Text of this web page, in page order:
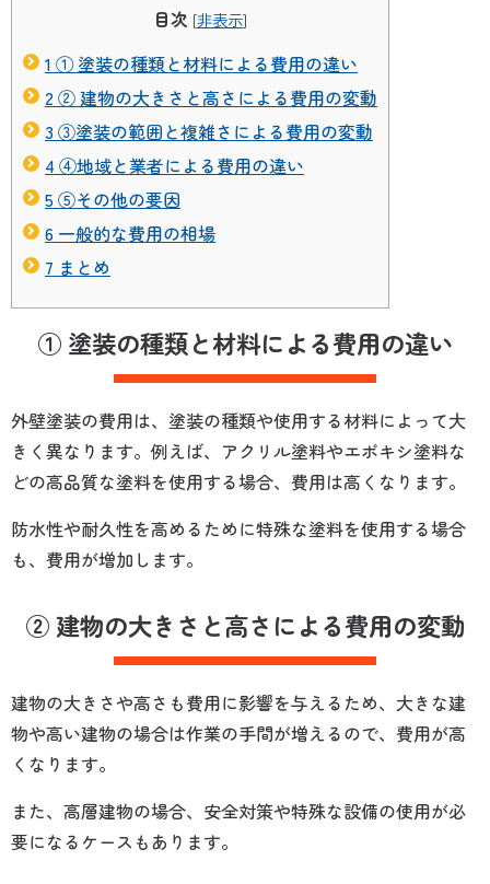
目次 [非表示]
1 ① 塗装の種類と材料による費用の違い
2 ② 建物の大きさと高さによる費用の変動
3 ③塗装の範囲と複雑さによる費用の変動
4 ④地域と業者による費用の違い
5 ⑤その他の要因
6 一般的な費用の相場
7 まとめ
① 塗装の種類と材料による費用の違い
外壁塗装の費用は、塗装の種類や使用する材料によって大
きく異なります。 例えば、アクリル塗料やエポキシ塗料な
どの高品質な塗料を使用する場合、費用は高くなります。
防水性や耐久性を高めるために特殊な塗料を使用する場合
も、費用が増加します。
② 建物の大きさと高さによる費用の変動
建物の大きさや高さも費用に影響を与えるため、大きな建
物や高い建物の場合は作業の手間が増えるので、費用が高
くなります。
また、高層建物の場合、安全対策や特殊な設備の使用が必
要になるケースもあります。